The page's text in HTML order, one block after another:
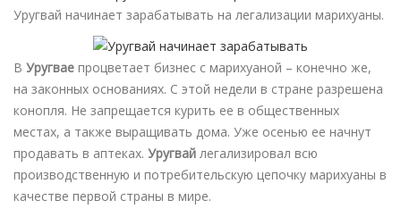
Уругвай начинает зарабатывать на легализации марихуаны.
В Уругвае процветает бизнес с марихуаной – конечно же,
на законных основаниях. С этой недели в стране разрешена
конопля. Не запрещается курить ее в общественных
местах, а также выращивать дома. Уже осенью ее начнут
продавать в аптеках. Уругвай легализировал всю
производственную и потребительскую цепочку марихуаны в
качестве первой страны в мире.